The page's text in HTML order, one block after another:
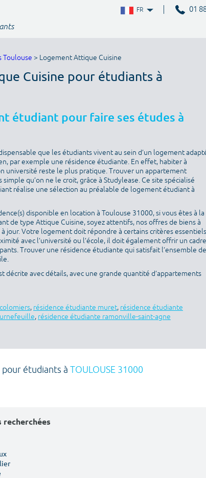
FR 01
Toulouse > Logement Attique Cuisine
Cuisine pour étudiants à
étudiant pour faire ses études à
que les étudiants vivent au sein d’un logement
par exemple une résidence étudiante. En effet, habiter à
université reste le plus pratique. Trouver un appartement
qu’on ne le croit, grâce à Studylease. Ce site spécialisé
réalise une sélection au préalable de logement étudiant à
disponible en location à Toulouse 31000, si vous êtes à la
de type Attique Cuisine, soyez attentifs, nos offres de biens à
jour. Votre logement doit répondre à certains critères
avec l’université ou l’école, il doit également offrir un cadre
Trouver une résidence étudiante qui satisfait l’ensemble de
décrite avec détails, avec une grande quantité d’appartements
, résidence étudiante muret, résidence étudiante
, résidence étudiante ramonville-saint-agne
étudiants à TOULOUSE 31000